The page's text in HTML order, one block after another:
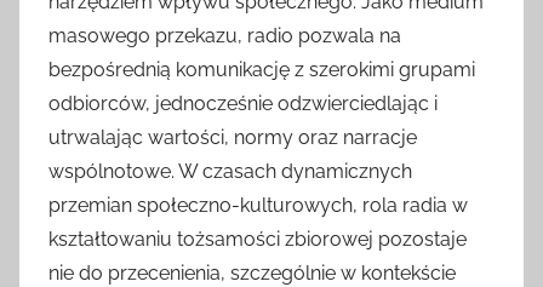
masowego przekazu, radio pozwala na
bezpośrednią komunikację z szerokimi grupami
odbiorców, jednocześnie odzwierciedlając i
utrwalając wartości, normy oraz narracje
wspólnotowe. W czasach dynamicznych
przemian społeczno-kulturowych, rola radia w
kształtowaniu tożsamości zbiorowej pozostaje
nie do przecenienia, szczególnie w kontekście